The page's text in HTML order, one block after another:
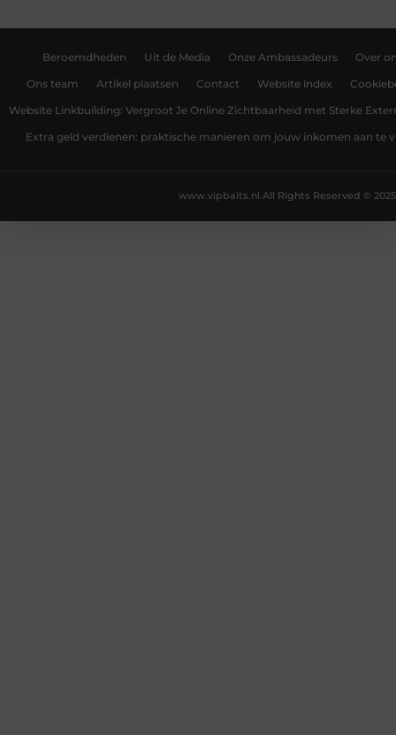
Beroemdheden Uit de Media Onze Ambassadeurs Over
Ons team Artikel plaatsen Contact Website index
Website Linkbuilding: Vergroot Je Online Zichtbaarheid met Sterke
Extra geld verdienen: praktische manieren om jouw inkomen aan te
All Rights Reserved © 2025
www.vipbaits.nl.